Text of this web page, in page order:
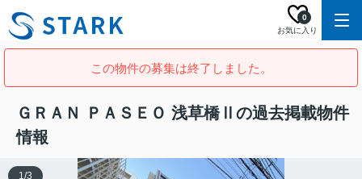
お気に入り
0
この物件の募集は終了しました。
ＧＲＡＮ ＰＡＳＥＯ 浅草橋Ⅱの過去掲載物件
情報
1/3